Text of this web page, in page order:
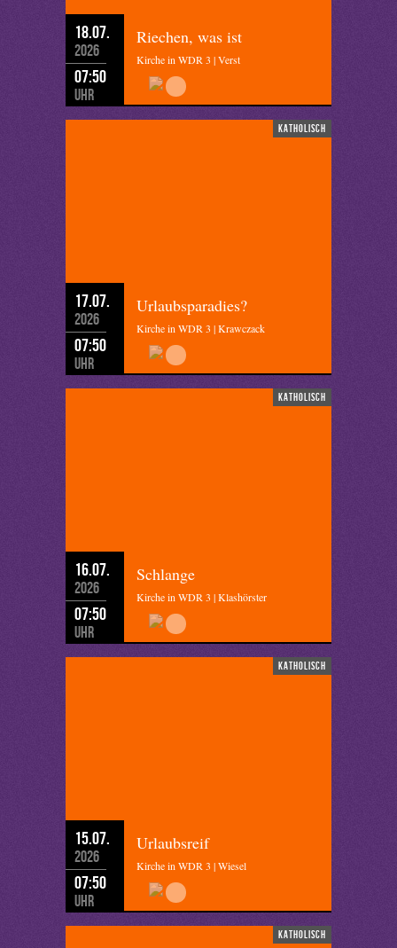
18.07.
2026
07:50
Uhr
Riechen, was ist
Kirche in WDR 3 | Verst
katholisch
17.07.
2026
07:50
Uhr
Urlaubsparadies?
Kirche in WDR 3 | Krawczack
katholisch
16.07.
2026
07:50
Uhr
Schlange
Kirche in WDR 3 | Klashörster
katholisch
15.07.
2026
07:50
Uhr
Urlaubsreif
Kirche in WDR 3 | Wiesel
katholisch